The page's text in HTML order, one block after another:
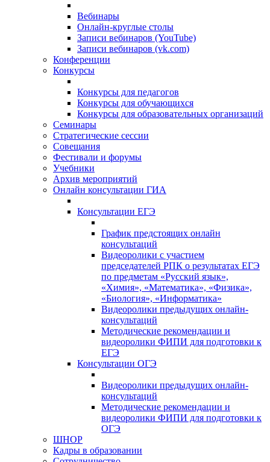
Вебинары
Онлайн-круглые столы
Записи вебинаров (YouTube)
Записи вебинаров (vk.com)
Конференции
Конкурсы
Конкурсы для педагогов
Конкурсы для обучающихся
Конкурсы для образовательных организаций
Семинары
Стратегические сессии
Совещания
Фестивали и форумы
Учебники
Архив мероприятий
Онлайн консультации ГИА
Консультации ЕГЭ
График предстоящих онлайн
консультаций
Видеоролики с участием
председателей РПК о результатах ЕГЭ
по предметам «Русский язык»,
«Химия», «Математика», «Физика»,
«Биология», «Информатика»
Видеоролики предыдущих онлайн-
консультаций
Методические рекомендации и
видеоролики ФИПИ для подготовки к
ЕГЭ
Консультации ОГЭ
Видеоролики предыдущих онлайн-
консультаций
Методические рекомендации и
видеоролики ФИПИ для подготовки к
ОГЭ
ШНОР
Кадры в образовании